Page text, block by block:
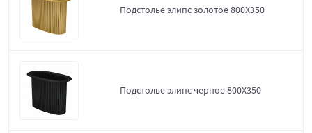
Подстолье элипс золотое 800Х350
Подстолье элипс черное 800Х350